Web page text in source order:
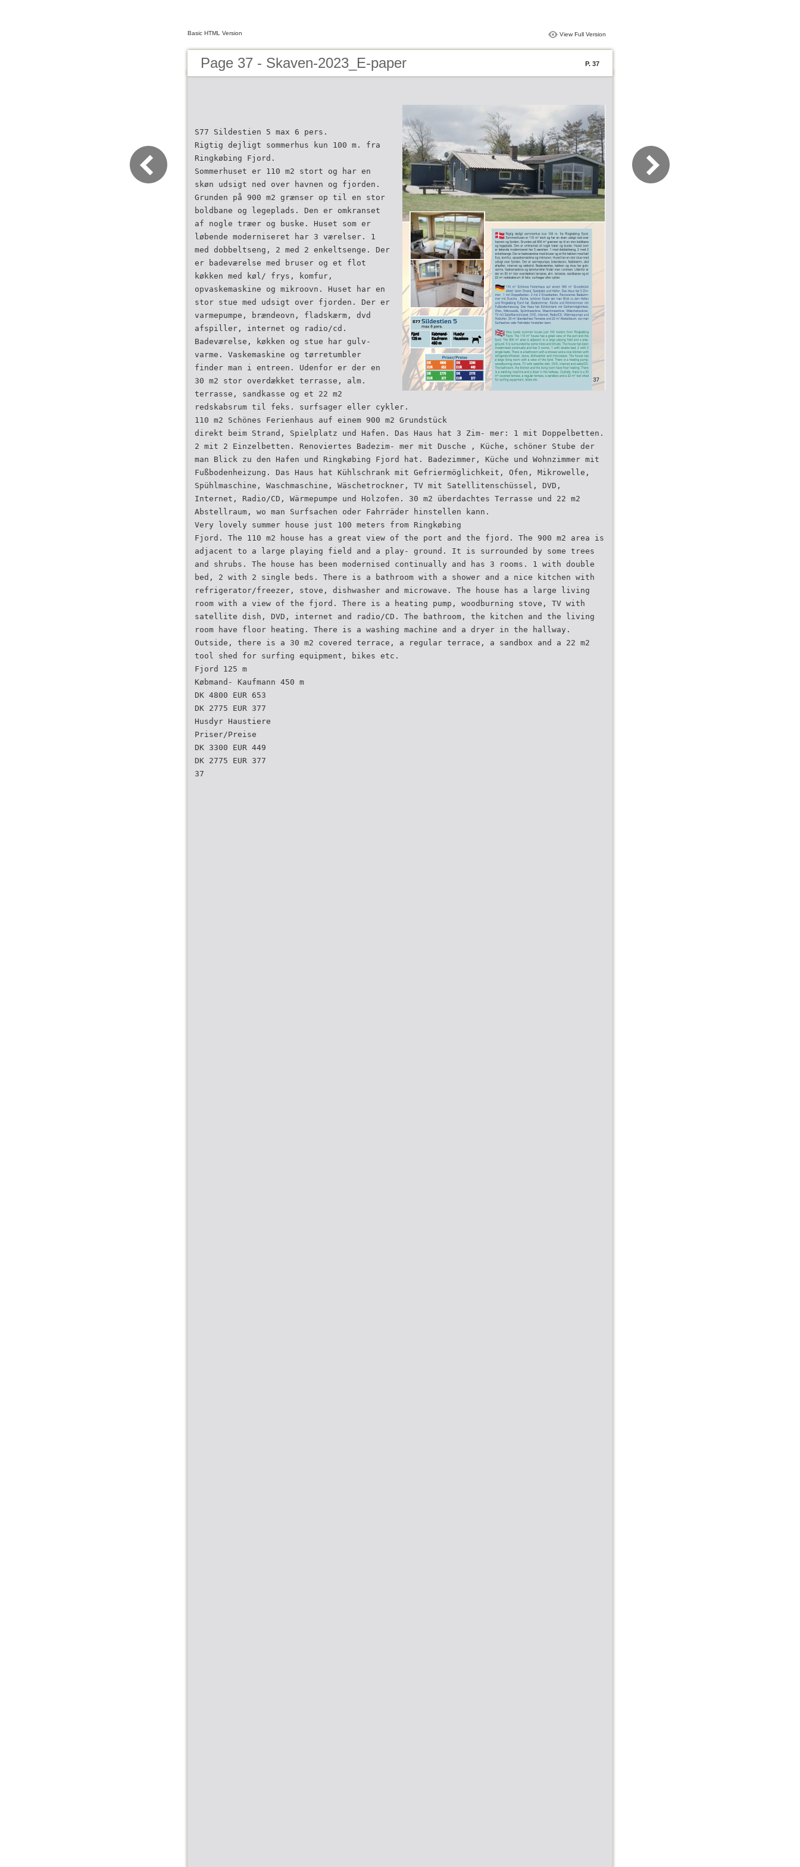
Basic HTML Version View Full Version
Page 37 - Skaven-2023_E-paper P. 37
S77 Sildestien 5 max 6 pers.
Rigtig dejligt sommerhus kun 100 m. fra
Ringkøbing Fjord.
Sommerhuset er 110 m2 stort og har en
skøn udsigt ned over havnen og fjorden.
Grunden på 900 m2 grænser op til en stor
boldbane og legeplads. Den er omkranset
af nogle træer og buske. Huset som er
løbende moderniseret har 3 værelser. 1
med dobbeltseng, 2 med 2 enkeltsenge. Der
er badeværelse med bruser og et flot
køkken med køl/ frys, komfur,
opvaskemaskine og mikroovn. Huset har en
stor stue med udsigt over fjorden. Der er
varmepumpe, brændeovn, fladskærm, dvd
afspiller, internet og radio/cd.
Badeværelse, køkken og stue har gulv-
varme. Vaskemaskine og tørretumbler
finder man i entreen. Udenfor er der en
30 m2 stor overdækket terrasse, alm.
terrasse, sandkasse og et 22 m2
redskabsrum til feks. surfsager eller cykler.
110 m2 Schönes Ferienhaus auf einem 900 m2 Grundstück
direkt beim Strand, Spielplatz und Hafen. Das Haus hat 3 Zim- mer: 1 mit Doppelbetten.
2 mit 2 Einzelbetten. Renoviertes Badezim- mer mit Dusche , Küche, schöner Stube der
man Blick zu den Hafen und Ringkøbing Fjord hat. Badezimmer, Küche und Wohnzimmer mit
Fußbodenheizung. Das Haus hat Kühlschrank mit Gefriermöglichkeit, Ofen, Mikrowelle,
Spühlmaschine, Waschmaschine, Wäschetrockner, TV mit Satellitenschüssel, DVD,
Internet, Radio/CD, Wärmepumpe und Holzofen. 30 m2 überdachtes Terrasse und 22 m2
Abstellraum, wo man Surfsachen oder Fahrräder hinstellen kann.
Very lovely summer house just 100 meters from Ringkøbing
Fjord. The 110 m2 house has a great view of the port and the fjord. The 900 m2 area is
adjacent to a large playing field and a play- ground. It is surrounded by some trees
and shrubs. The house has been modernised continually and has 3 rooms. 1 with double
bed, 2 with 2 single beds. There is a bathroom with a shower and a nice kitchen with
refrigerator/freezer, stove, dishwasher and microwave. The house has a large living
room with a view of the fjord. There is a heating pump, woodburning stove, TV with
satellite dish, DVD, internet and radio/CD. The bathroom, the kitchen and the living
room have floor heating. There is a washing machine and a dryer in the hallway.
Outside, there is a 30 m2 covered terrace, a regular terrace, a sandbox and a 22 m2
tool shed for surfing equipment, bikes etc.
Fjord 125 m
Købmand- Kaufmann 450 m
DK 4800 EUR 653
DK 2775 EUR 377
Husdyr Haustiere
Priser/Preise
DK 3300 EUR 449
DK 2775 EUR 377
37